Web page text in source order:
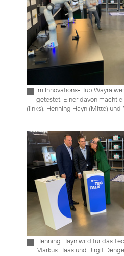
Im Innovations-Hub Wayra
getestet. Einer davon macht
(links), Henning Hayn (Mitte) und
Henning Hayn wird für das
Markus Haas und Birgit